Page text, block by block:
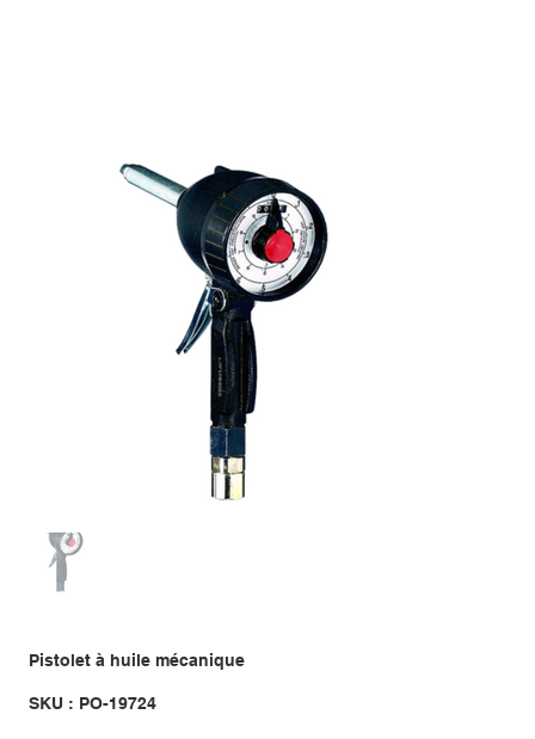
Pistolet à huile mécanique
SKU : SKU
PO-
PO-19724